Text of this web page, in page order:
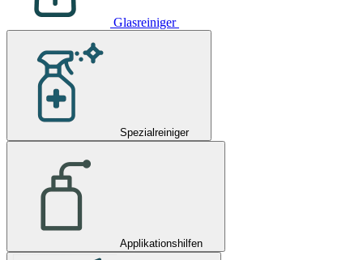
Glasreiniger
Spezialreiniger
Applikationshilfen